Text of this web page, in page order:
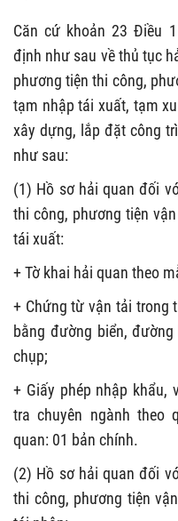
Căn cứ khoản 23 Điều
định như sau về thủ tục
phương tiện thi công,
tạm nhập tái xuất, tạm
xây dựng, lắp đặt công
như sau:
(1) Hồ sơ hải quan đối
thi công, phương tiện
tái xuất:
+ Tờ khai hải quan theo
+ Chứng từ vận tải trong
bằng đường biển,
chụp;
+ Giấy phép nhập khẩu,
tra chuyên ngành theo
quan: 01 bản chính.
(2) Hồ sơ hải quan đối
thi công, phương tiện